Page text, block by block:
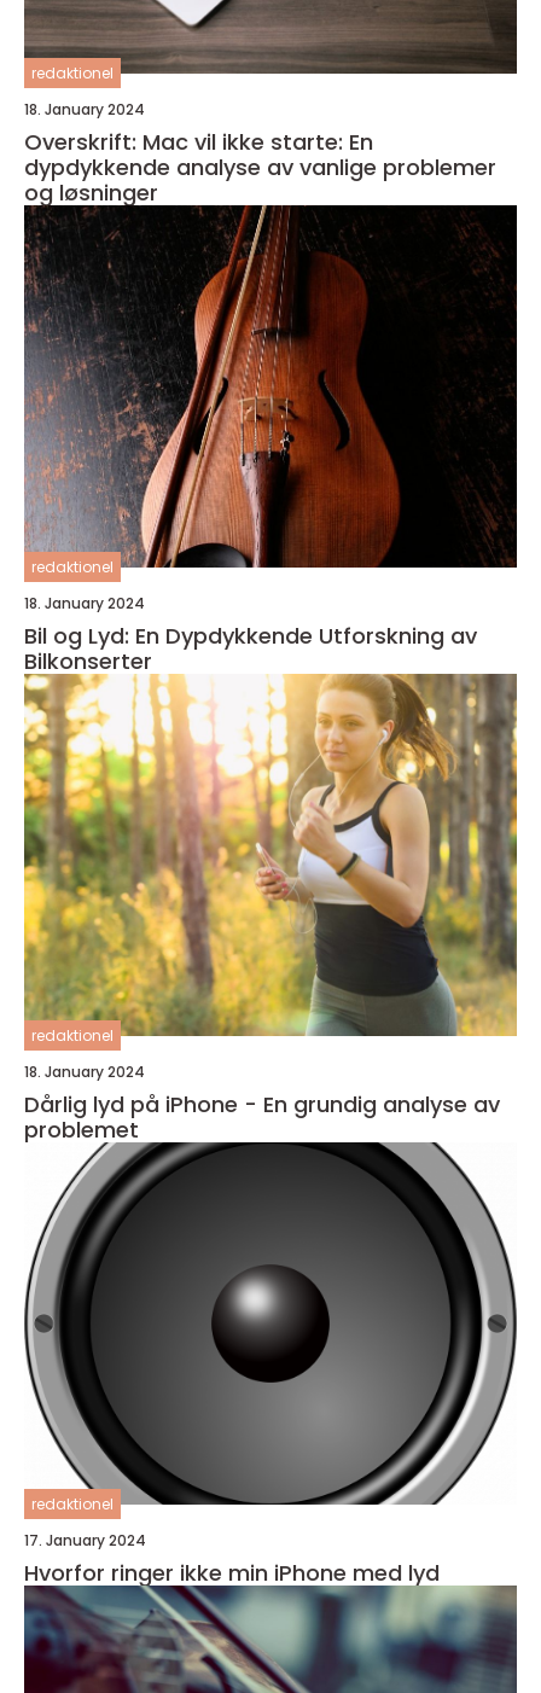
redaktionel
18. January 2024
Overskrift: Mac vil ikke starte: En
dypdykkende analyse av vanlige problemer
og løsninger
redaktionel
18. January 2024
Bil og Lyd: En Dypdykkende Utforskning av
Bilkonserter
redaktionel
18. January 2024
Dårlig lyd på iPhone - En grundig analyse av
problemet
redaktionel
17. January 2024
Hvorfor ringer ikke min iPhone med lyd